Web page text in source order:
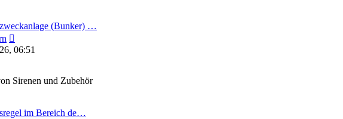
(Bunker) …
Beitrag
06:51
Sirenen und Zubehör
im Bereich de…